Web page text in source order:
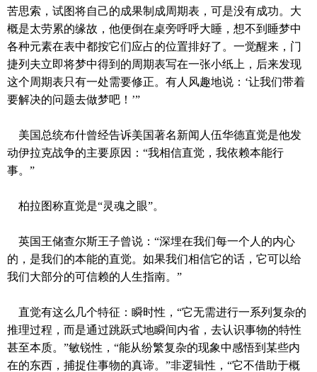
苦思索，试图将自己的成果制成周期表，可是没有成功。大
概是太劳累的缘故，他便倒在桌旁呼呼大睡，想不到睡梦中
各种元素在表中都按它们应占的位置排好了。一觉醒来，门
捷列夫立即将梦中得到的周期表写在一张小纸上，后来发现
这个周期表只有一处需要修正。有人风趣地说： ‘让我们带着
要解决的问题去做梦吧！ ’”
美国总统布什曾经告诉美国著名新闻人伍华德直觉是他发
动伊拉克战争的主要原因： “我相信直觉，我依赖本能行
事。 ”
柏拉图称直觉是“灵魂之眼”。
英国王储查尔斯王子曾说：“深埋在我们每一个人的内心
的，是我们的本能的直觉。如果我们相信它的话，它可以给
我们大部分的可信赖的人生指南。”
直觉有这么几个特征：瞬时性，“它无需进行一系列复杂的
推理过程，而是通过跳跃式地瞬间内省，去认识事物的特性
甚至本质。”敏锐性，“能从纷繁复杂的现象中感悟到某些内
在的东西，捕捉住事物的真谛。”非逻辑性，“它不借助于概